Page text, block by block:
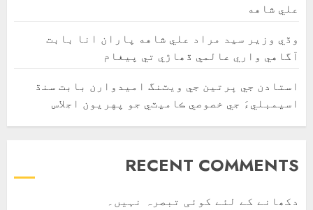
علي شاهه
وڏي وزير سيد مراد علي شاهه پاران انا بابت
آگاهي واري عالمي ڏھاڙي تي پيغام
استادن جي ڀرتين جي ويٽنگ اميدوارن بابت سنڌ
اسيمبليءَ جي خصوصي ڪاميٽي جو پهريون اجلاس
RECENT COMMENTS
دکھانے کے لئے کوئی تبصرہ نہیں۔